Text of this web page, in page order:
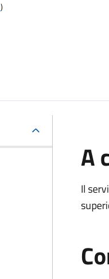
)
A
Il